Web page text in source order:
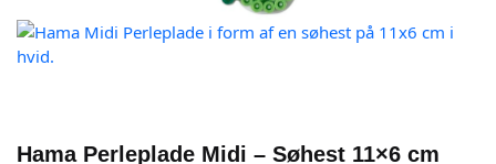
Hama Perleplade Midi – Søhest 11×6 cm